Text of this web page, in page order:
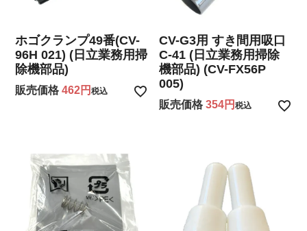
ホゴクランプ49番(CV-
96H 021) (日立業務用掃
除機部品)
販売価格 462 税込
CV-G3用 すき間用吸口
C-41 (日立業務用掃除
機部品) (CV-FX56P
005)
販売価格 354 税込